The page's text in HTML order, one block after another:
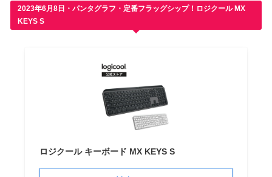
2023年6月8日・パンタグラフ・定番フラッグシップ！ロジクール MX
KEYS S
ロジクール キーボード MX KEYS S